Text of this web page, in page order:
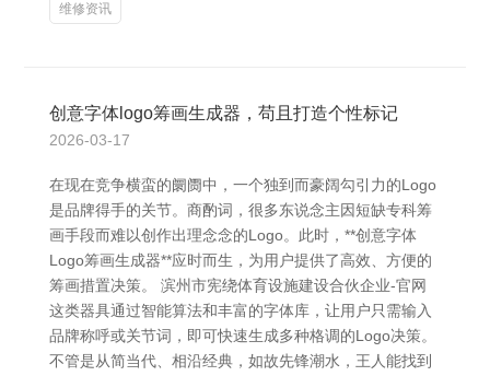
维修资讯
创意字体logo筹画生成器，苟且打造个性标记
2026-03-17
在现在竞争横蛮的阛阓中，一个独到而豪阔勾引力的Logo
是品牌得手的关节。商酌词，很多东说念主因短缺专科筹
画手段而难以创作出理念念的Logo。此时，**创意字体
Logo筹画生成器**应时而生，为用户提供了高效、方便的
筹画措置决策。 滨州市宪绕体育设施建设合伙企业-官网
这类器具通过智能算法和丰富的字体库，让用户只需输入
品牌称呼或关节词，即可快速生成多种格调的Logo决策。
不管是从简当代、相沿经典，如故先锋潮水，王人能找到